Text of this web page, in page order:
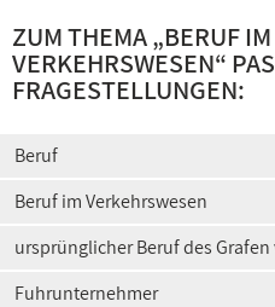
ZUM THEMA „BERUF
VERKEHRSWESEN“
FRAGESTELLUNGEN:
Beruf
Beruf im Verkehrswesen
ursprünglicher Beruf des
Fuhrunternehmer